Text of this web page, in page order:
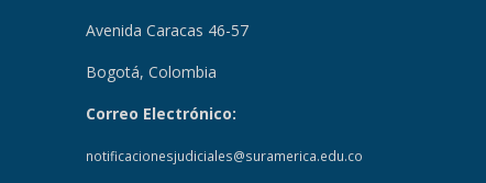
Avenida Caracas 46-57
Bogotá, Colombia
Correo Electrónico:
notificacionesjudiciales@suramerica.edu.co